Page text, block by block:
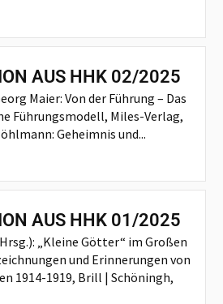
AUS HHK 02/2025
Maier: Von der Führung – Das
Führungsmodell, Miles-Verlag,
Geheimnis und...
AUS HHK 01/2025
„Kleine Götter“ im Großen
und Erinnerungen von
1914-1919, Brill | Schöningh,